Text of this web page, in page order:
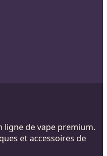
ligne de vape premium.
et accessoires de